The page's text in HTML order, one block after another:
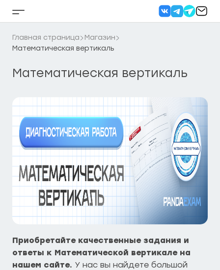
Кнопка
бокового
меню
Главная страница
Магазин
Математическая вертикаль
Математическая вертикаль
Приобретайте качественные задания и
ответы к Математической вертикале на
нашем сайте. У нас вы найдете большой